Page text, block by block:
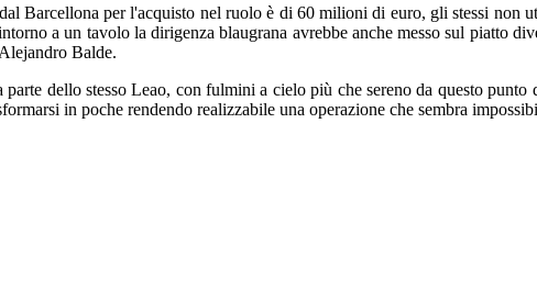
Barcellona per l'acquisto nel ruolo è di 60 milioni di euro, gli stessi non
a un tavolo la dirigenza blaugrana avrebbe anche messo sul piatto
Balde.
dello stesso Leao, con fulmini a cielo più che sereno da questo
in poche rendendo realizzabile una operazione che sembra